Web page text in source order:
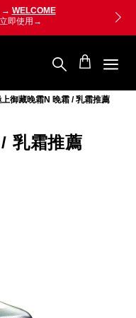
→VIPONLY
8mL立即使用
上御藏晚霜N 晚霜 / 乳霜推薦
乳霜推薦